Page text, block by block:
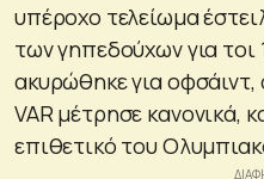
υπέροχο τελείωμα
των γηπεδούχων για τοι
ακυρώθηκε για
VAR μέτρησε κανονικά,
επιθετικό του